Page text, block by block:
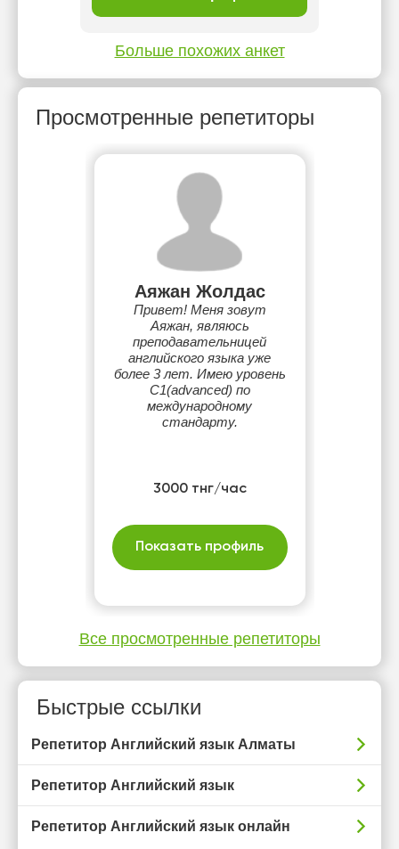
Больше похожих анкет
Просмотренные репетиторы
Аяжан Жолдас
Привет! Меня зовут
Аяжан, являюсь
преподавательницей
английского языка уже
более 3 лет. Имею уровень
C1(advanced) по
международному
стандарту.
3000 тнг/час
Показать профиль
Все просмотренные репетиторы
Быстрые ссылки
Репетитор Английский язык Алматы
Репетитор Английский язык
Репетитор Английский язык онлайн